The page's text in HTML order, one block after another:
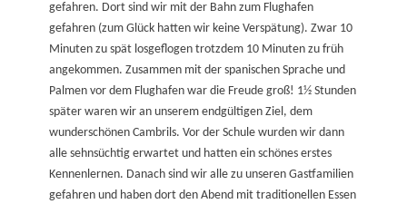
gefahren. Dort sind wir mit der Bahn zum Flughafen
gefahren (zum Glück hatten wir keine Verspätung). Zwar 10
Minuten zu spät losgeflogen trotzdem 10 Minuten zu früh
angekommen. Zusammen mit der spanischen Sprache und
Palmen vor dem Flughafen war die Freude groß! 1½ Stunden
später waren wir an unserem endgültigen Ziel, dem
wunderschönen Cambrils. Vor der Schule wurden wir dann
alle sehnsüchtig erwartet und hatten ein schönes erstes
Kennenlernen. Danach sind wir alle zu unseren Gastfamilien
gefahren und haben dort den Abend mit traditionellen Essen